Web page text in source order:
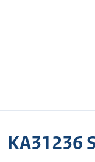
KA31236